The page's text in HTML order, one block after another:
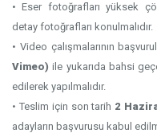
• Eser fotoğrafları yüksek
detay fotoğrafları konulmalıdır.
• Video çalışmalarının
Vimeo)ile yukarıda bahsi
edilerek yapılmalıdır.
• Teslim için son tarih 2
adayların başvurusu kabul